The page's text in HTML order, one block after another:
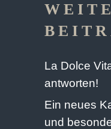
La Dolce
antworten!
Ein neues
und